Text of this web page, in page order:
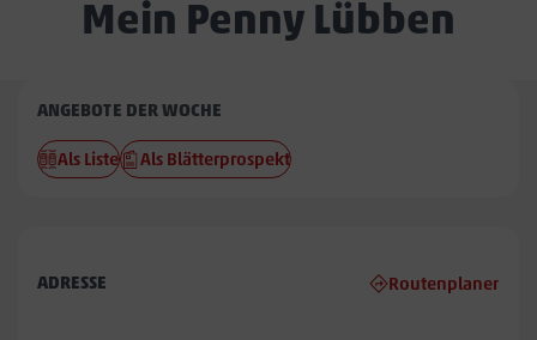
Mein Penny Lübben
Penny
Lübben
ANGEBOTE DER WOCHE
Als Liste Als Blätterprospekt
ADRESSE Routenplaner